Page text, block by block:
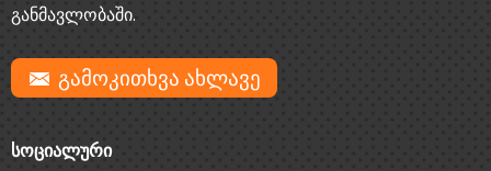
განმავლობაში.
ᲒᲐᲛᲝᲙᲘᲗᲮᲕᲐ ᲐᲮᲚᲐᲕᲔ
ᲡᲝᲪᲘᲐᲚᲣᲠᲘ